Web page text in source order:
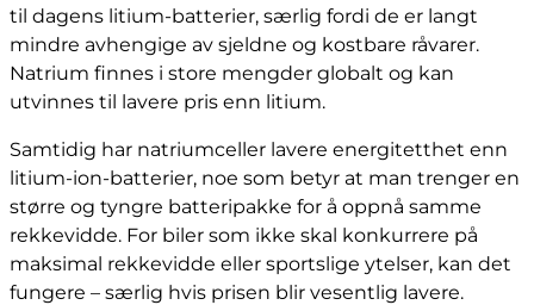
til dagens litium-batterier, særlig fordi de er langt
mindre avhengige av sjeldne og kostbare råvarer.
Natrium finnes i store mengder globalt og kan
utvinnes til lavere pris enn litium.
Samtidig har natriumceller lavere energitetthet enn
litium-ion-batterier, noe som betyr at man trenger en
større og tyngre batteripakke for å oppnå samme
rekkevidde. For biler som ikke skal konkurrere på
maksimal rekkevidde eller sportslige ytelser, kan det
fungere – særlig hvis prisen blir vesentlig lavere.